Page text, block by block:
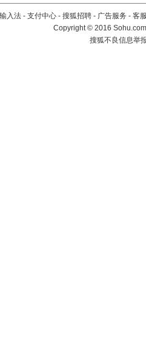
入法 - 支付中心 - 搜狐招聘 - 广告服务 - 客
Copyright©2016
搜狐不良信息举